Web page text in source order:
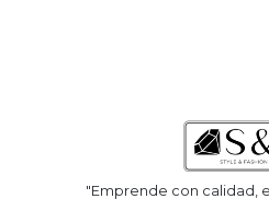
"Emprende con calidad,